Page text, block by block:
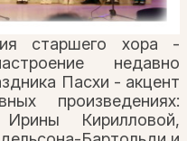
старшего хора -
недавно
Пасхи - акцент
произведениях:
Кирилловой,